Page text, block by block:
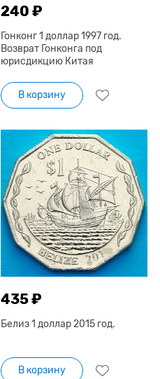
240 ₽
Гонконг 1 доллар 1997 год.
Возврат Гонконга под
юрисдикцию Китая
В корзину
435 ₽
Белиз 1 доллар 2015 год.
В корзину